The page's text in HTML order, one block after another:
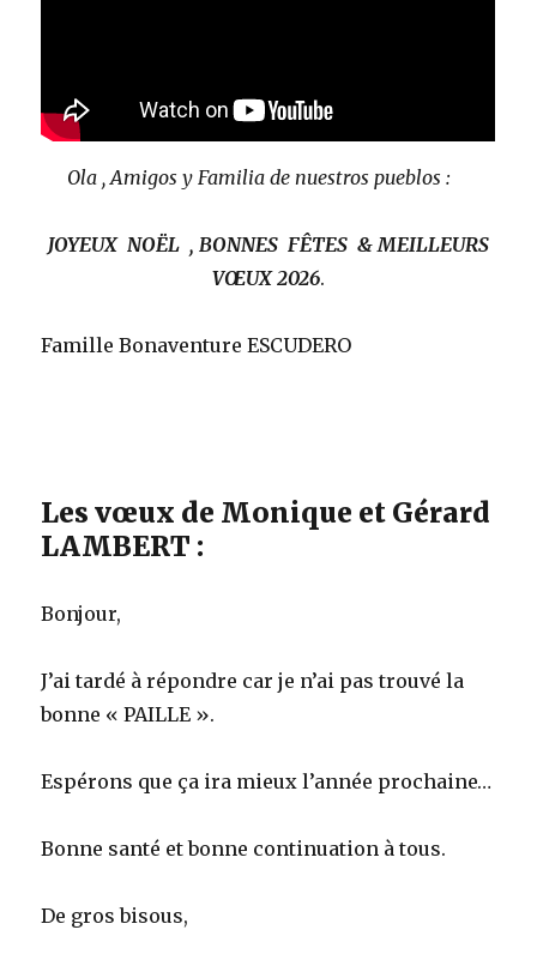
Ola , Amigos y Familia de nuestros pueblos :
JOYEUX NOËL , BONNES FÊTES & MEILLEURS
VŒUX2026.
Famille Bonaventure ESCUDERO
Les vœux de Monique et Gérard
LAMBERT :
Bonjour,
J’ai tardé à répondre car je n’ai pas trouvé la
bonne « PAILLE ».
Espérons que ça ira mieux l’année prochaine…
Bonne santé et bonne continuation à tous.
De gros bisous,